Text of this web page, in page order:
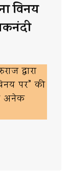
विनय
द्वारा
पर” की
अनेक